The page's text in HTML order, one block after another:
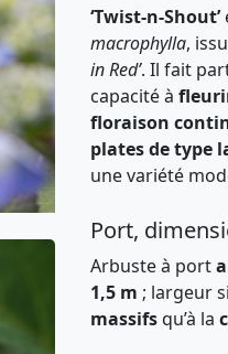
‘Twist-n-Shout’
macrophylla,
in Red’. Il fait
capacité à
floraison
plates de type
une variété
Port,
Arbuste à port
1,5 m ; largeur
massifsqu’à la